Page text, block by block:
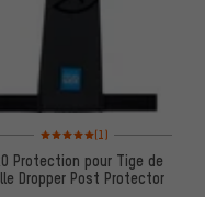
Note moyenne : 5 sur 5
(1)
Protection pour Tige de
Dropper Post Protector